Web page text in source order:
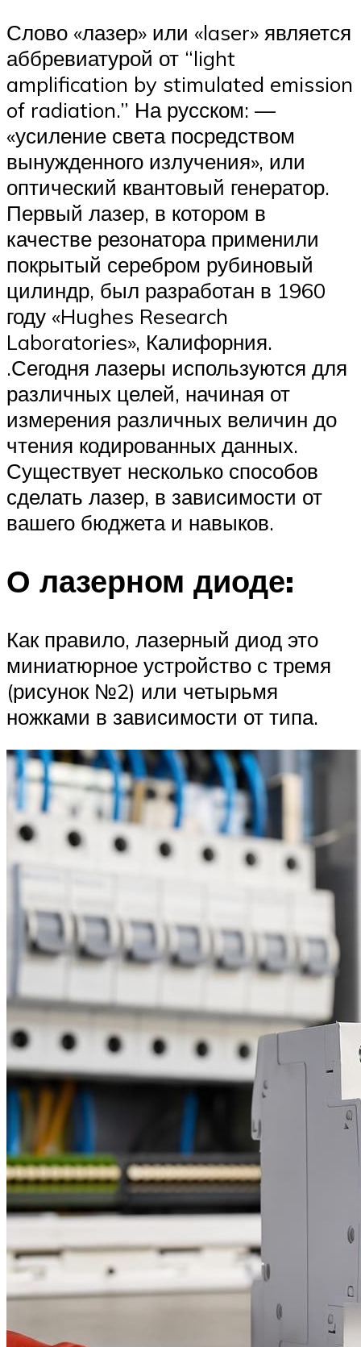
Слово «лазер» или «laser» является
аббревиатурой от “light
amplification by stimulated emission
of radiation.” На русском: —
«усиление света посредством
вынужденного излучения», или
оптический квантовый генератор.
Первый лазер, в котором в
качестве резонатора применили
покрытый серебром рубиновый
цилиндр, был разработан в 1960
году «Hughes Research
Laboratories», Калифорния.
.Сегодня лазеры используются для
различных целей, начиная от
измерения различных величин до
чтения кодированных данных.
Существует несколько способов
сделать лазер, в зависимости от
вашего бюджета и навыков.
О лазерном диоде:
Как правило, лазерный диод это
миниатюрное устройство с тремя
(рисунок №2) или четырьмя
ножками в зависимости от типа.